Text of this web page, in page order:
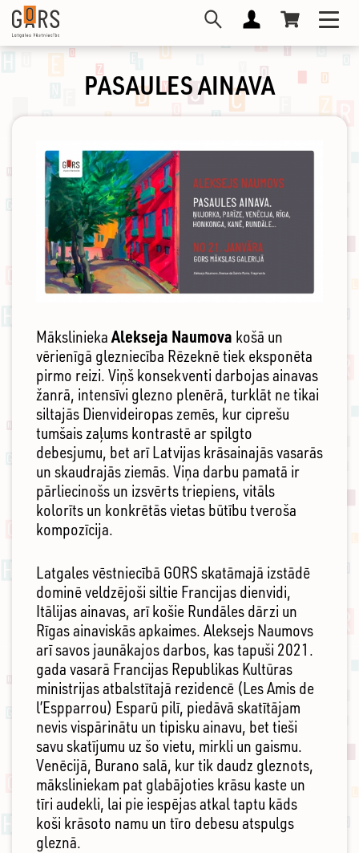
Pārlekt
galveno
saturu
PASAULES AINAVA
Mākslinieka Alekseja Naumova košā un
vērienīgā glezniecība Rēzeknē tiek eksponēta
pirmo reizi. Viņš konsekventi darbojas ainavas
žanrā, intensīvi glezno plenērā, turklāt ne tikai
siltajās Dienvideiropas zemēs, kur ciprešu
tumšais zaļums kontrastē ar spilgto
debesjumu, bet arī Latvijas krāsainajās vasarās
un skaudrajās ziemās. Viņa darbu pamatā ir
pārliecinošs un izsvērts triepiens, vitāls
kolorīts un konkrētās vietas būtību tveroša
kompozīcija.
Latgales vēstniecībā GORS skatāmajā izstādē
dominē veldzējoši siltie Francijas dienvidi,
Itālijas ainavas, arī košie Rundāles dārzi un
Rīgas ainaviskās apkaimes. Aleksejs Naumovs
arī savos jaunākajos darbos, kas tapuši 2021.
gada vasarā Francijas Republikas Kultūras
ministrijas atbalstītajā rezidencē (Les Amis de
l’Espparrou) Esparū pilī, piedāvā skatītājam
nevis vispārinātu un tipisku ainavu, bet tieši
savu skatījumu uz šo vietu, mirkli un gaismu.
Venēcijā, Burano salā, kur tik daudz gleznots,
māksliniekam pat glabājoties krāsu kaste un
tīri audekli, lai pie iespējas atkal taptu kāds
koši krāsoto namu un tīro debesu atspulgs
gleznā.